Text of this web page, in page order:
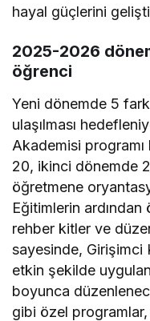
hayal güçlerini
2025-2026
öğrenci
Yeni dönemde 5
ulaşılması
Akademisi
20, ikinci dönemde
öğretmene
Eğitimlerin
rehber kitler ve
sayesinde, Girişimci
etkin şekilde
boyunca
gibi özel